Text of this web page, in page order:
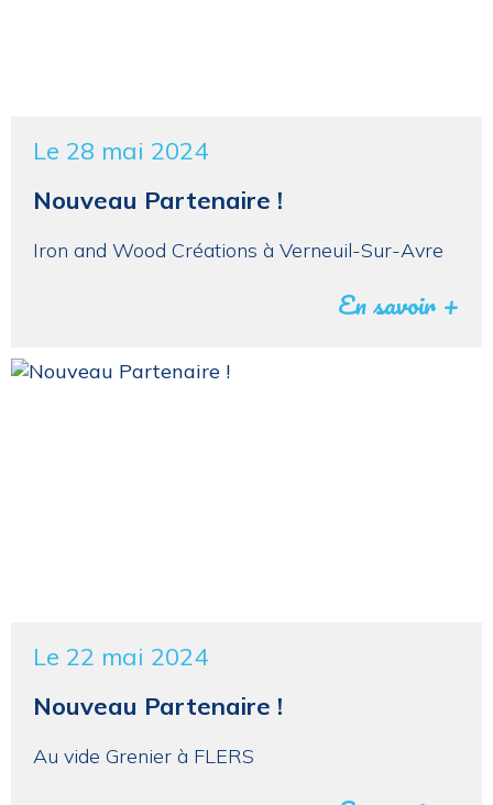
Le 28 mai 2024
Nouveau Partenaire !
Iron and Wood Créations à Verneuil-Sur-Avre
En savoir +
Le 22 mai 2024
Nouveau Partenaire !
Au vide Grenier à FLERS